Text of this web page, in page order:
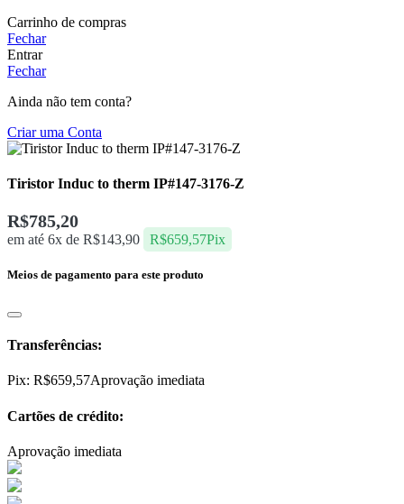
Carrinho de compras
Fechar
Entrar
Fechar
Ainda não tem conta?
Criar uma Conta
Tiristor Induc to therm IP#147-3176-Z
R$785,20
em até 6x de R$143,90 R$659,57Pix
Meios de pagamento para este produto
Transferências:
Pix: R$659,57Aprovação imediata
Cartões de crédito:
Aprovação imediata